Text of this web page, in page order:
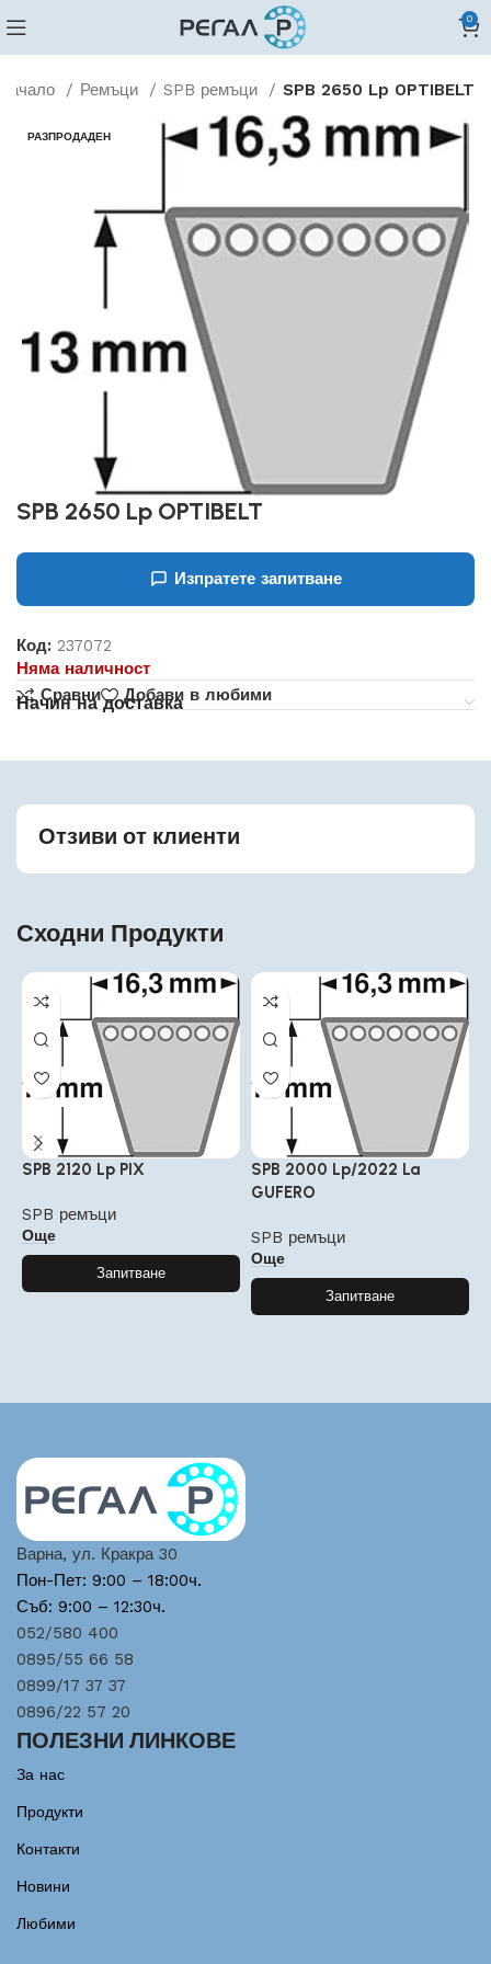
0
Ремъци SPB ремъци SPB 2650 Lp OPTIBELT
РАЗПРОДАДЕН
SPB 2650 Lp OPTIBELT
Изпратете запитване
Код:237072
Няма наличност
Сравни
Добави в любими
Начин на доставка
Отзиви от клиенти
Сходни Продукти
SPB 2120 Lp PIX
SPB ремъци
Още
Запитване
SPB 2000 Lp/2022 La
GUFERO
SPB ремъци
Още
Запитване
Варна, ул. Кракра 30
Пон-Пет: 9:00 – 18:00ч.
Съб: 9:00 – 12:30ч.
052/580 400
0895/55 66 58
0899/17 37 37
0896/22 57 20
ПОЛЕЗНИ ЛИНКОВЕ
За нас
Продукти
Контакти
Новини
Любими